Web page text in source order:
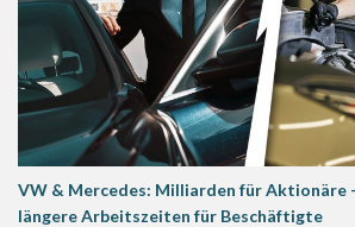
VW & Mercedes: Milliarden für Aktionäre
längere Arbeitszeiten für Beschäftigte